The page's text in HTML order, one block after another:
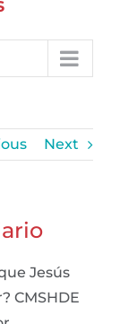
Next
Jesús
CMSHDE